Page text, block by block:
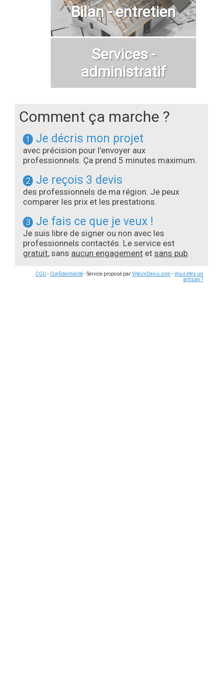
Bilan - entretien
Services -
administratif
Comment ça marche ?
1 Je décris mon projet
avec précision pour l'envoyer aux
professionnels. Ça prend 5 minutes maximum.
2 Je reçois 3 devis
des professionnels de ma région. Je peux
comparer les prix et les prestations.
3 Je fais ce que je veux !
Je suis libre de signer ou non avec les
professionnels contactés. Le service est
gratuit, sans aucun engagement et sans pub.
CGU - Confidentialité- Service proposé parViteUnDevis.com -Vous êtes un
artisan ?